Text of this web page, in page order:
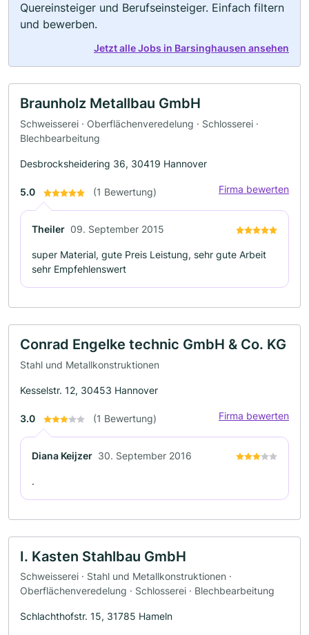
Quereinsteiger und Berufseinsteiger. Einfach filtern
und bewerben.
Jetzt alle Jobs in Barsinghausen ansehen
Braunholz Metallbau GmbH
Schweisserei · Oberflächenveredelung · Schlosserei ·
Blechbearbeitung
Desbrocksheidering 36, 30419 Hannover
5.0 (1 Bewertung) Firma bewerten
Theiler 09. September 2015
super Material, gute Preis Leistung, sehr gute Arbeit
sehr Empfehlenswert
Conrad Engelke technic GmbH & Co. KG
Stahl und Metallkonstruktionen
Kesselstr. 12, 30453 Hannover
3.0 (1 Bewertung) Firma bewerten
Diana Keijzer 30. September 2016
.
I. Kasten Stahlbau GmbH
Schweisserei · Stahl und Metallkonstruktionen ·
Oberflächenveredelung · Schlosserei · Blechbearbeitung
Schlachthofstr. 15, 31785 Hameln